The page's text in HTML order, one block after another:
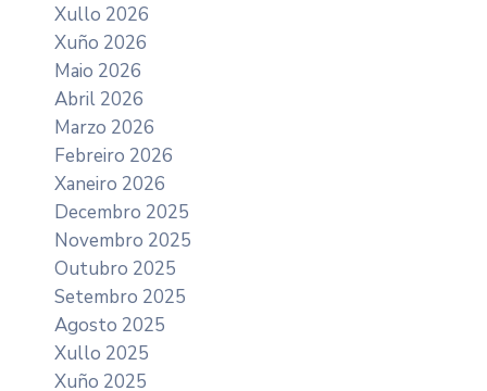
Xullo 2026
Xuño 2026
Maio 2026
Abril 2026
Marzo 2026
Febreiro 2026
Xaneiro 2026
Decembro 2025
Novembro 2025
Outubro 2025
Setembro 2025
Agosto 2025
Xullo 2025
Xuño 2025